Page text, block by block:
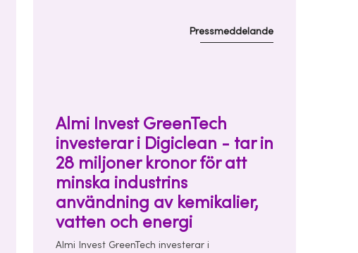
Almi Invest GreenTech
investerar i Digiclean - tar in
28 miljoner kronor för att
minska industrins
användning av kemikalier,
vatten och energi
Pressmeddelande
Almi Invest GreenTech investerar i